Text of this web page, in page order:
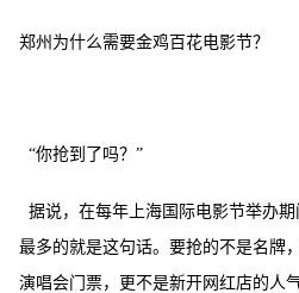
郑州为什么需要金鸡百花电影节？
“你抢到了吗？”
据说，在每年上海国际电影节举办
最多的就是这句话。要抢的不是名牌
演唱会门票，更不是新开网红店的人